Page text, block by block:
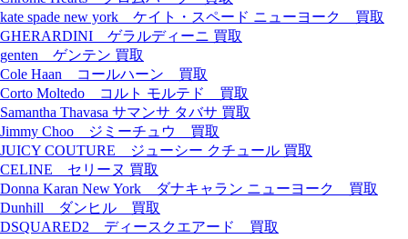
kate spade new york ケイト・スペード ニューヨーク 買取
GHERARDINI ゲラルディーニ 買取
genten ゲンテン 買取
Cole Haan コールハーン 買取
Corto Moltedo コルト モルテド 買取
Samantha Thavasa サマンサ タバサ 買取
Jimmy Choo ジミーチュウ 買取
JUICY COUTURE ジューシー クチュール 買取
CELINE セリーヌ 買取
Donna Karan New York ダナキャラン ニューヨーク 買取
Dunhill ダンヒル 買取
DSQUARED2 ディースクエアード 買取